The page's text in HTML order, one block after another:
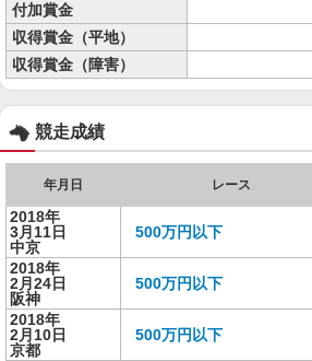
付加賞金
収得賞金（平地）
収得賞金（障害）
競走成績
年月日 レース
2018年
3月11日
中京
500万円以下
2018年
2月24日
阪神
500万円以下
2018年
2月10日
京都
500万円以下